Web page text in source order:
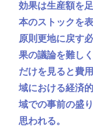
効果は生産額を
本のストックを
原則更地に戻す
果の議論を難し
だけを見ると費
域における経済
域での事前の盛
思われる。